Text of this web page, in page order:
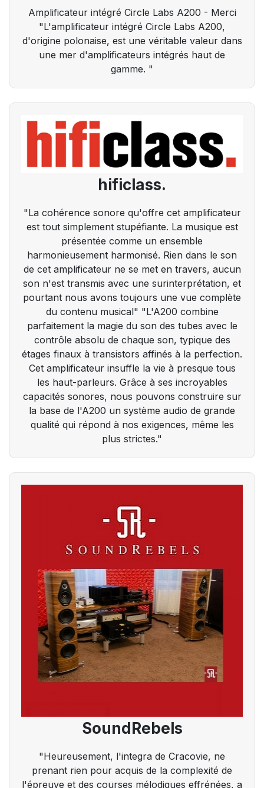
Amplificateur intégré Circle Labs A200 - Merci
"L'amplificateur intégré Circle Labs A200,
d'origine polonaise, est une véritable valeur dans
une mer d'amplificateurs intégrés haut de
gamme. "
hificlass.
"La cohérence sonore qu'offre cet amplificateur
est tout simplement stupéfiante. La musique est
présentée comme un ensemble
harmonieusement harmonisé. Rien dans le son
de cet amplificateur ne se met en travers, aucun
son n'est transmis avec une surinterprétation, et
pourtant nous avons toujours une vue complète
du contenu musical" "L'A200 combine
parfaitement la magie du son des tubes avec le
contrôle absolu de chaque son, typique des
étages finaux à transistors affinés à la perfection.
Cet amplificateur insuffle la vie à presque tous
les haut-parleurs. Grâce à ses incroyables
capacités sonores, nous pouvons construire sur
la base de l'A200 un système audio de grande
qualité qui répond à nos exigences, même les
plus strictes."
SoundRebels
"Heureusement, l'integra de Cracovie, ne
prenant rien pour acquis de la complexité de
l'épreuve et des courses mélodiques effrénées, a